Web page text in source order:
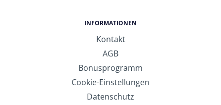
INFORMATIONEN
Kontakt
AGB
Bonusprogramm
Cookie-Einstellungen
Datenschutz